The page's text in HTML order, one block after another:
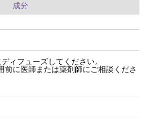
成分
ィフューズしてください。
に医師または薬剤師にご相談くださ